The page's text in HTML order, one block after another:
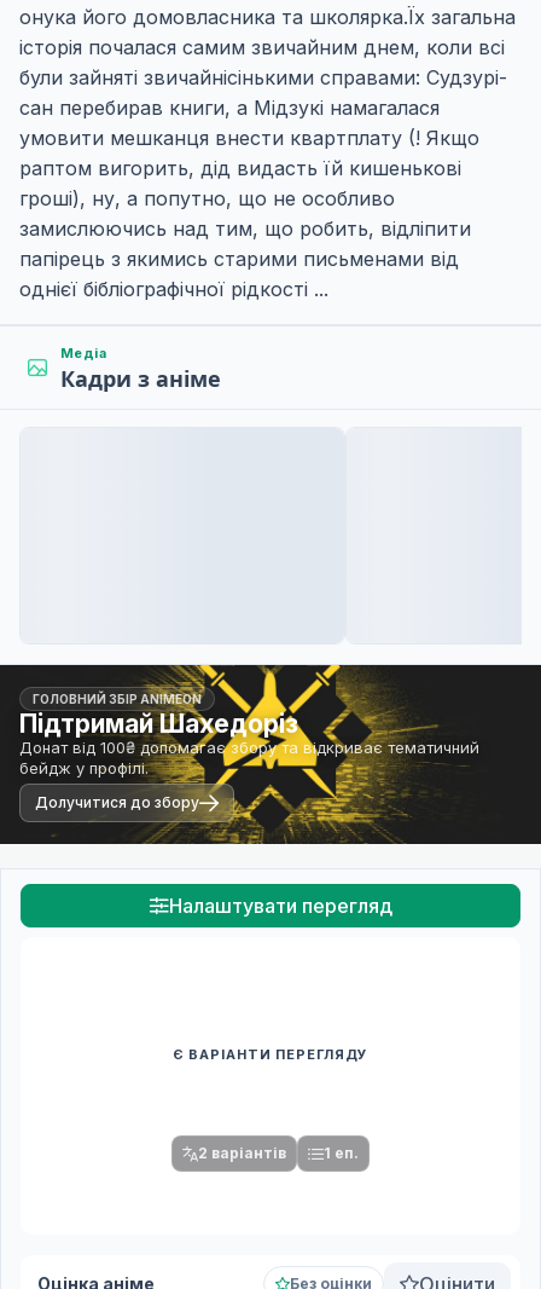
онука його домовласника та школярка.Їх загальна
історія почалася самим звичайним днем, коли всі
були зайняті звичайнісінькими справами: Судзурі-
сан перебирав книги, а Мідзукі намагалася
умовити мешканця внести квартплату (! Якщо
раптом вигорить, дід видасть їй кишенькові
гроші), ну, а попутно, що не особливо
замислюючись над тим, що робить, відліпити
папірець з якимись старими письменами від
однієї бібліографічної рідкості ...
Медіа
Кадри з аніме
ГОЛОВНИЙ ЗБІР ANIMEON
Підтримай Шахедоріз
Донат від 100₴ допомагає збору та відкриває тематичний
бейдж у профілі.
Долучитися до збору
Налаштувати перегляд
Є ВАРІАНТИ ПЕРЕГЛЯДУ
2 варіантів 1 еп.
Оцінка аніме Без оцінки Оцінити